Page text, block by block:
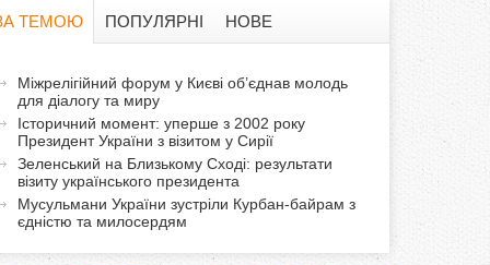
а
ф
о
р
м
ТЕМОЮ
т
ПОПУЛЯРНІ НОВЕ
Міжрелігійний форум у Києві об’єднав молодь
для діалогу та миру
Історичний момент: уперше з 2002 року
Президент України з візитом у Сирії
Зеленський на Близькому Сході: результати
візиту українського президента
Мусульмани України зустріли Курбан-байрам з
єдністю та милосердям